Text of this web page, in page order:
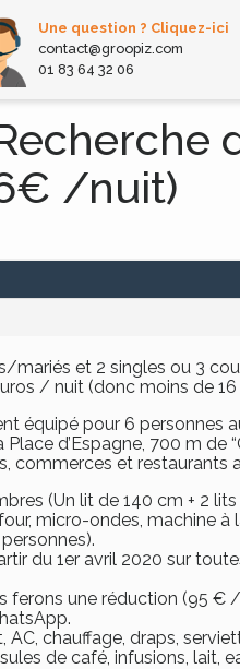
Une question ? Cliquez-ici
contact@groopiz.com
01 83 64 32 06
/nuit)
mariés et 2 singles ou 3
/ nuit (donc moins de 16
équipé pour 6 personnes
d’Espagne, 700 m de
commerces et restaurants
(Un lit de 140 cm + 2
micro-ondes, machine
du 1er avril 2020 sur
ferons une réduction (95
AC, chauffage, draps,
de café, infusions, lait,